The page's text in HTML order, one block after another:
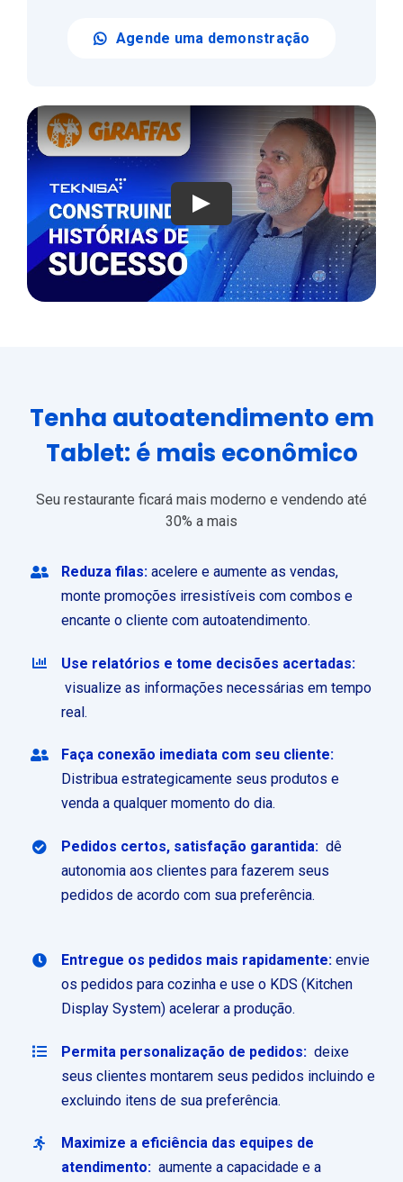
Play
Agende uma demonstração
Tenha autoatendimento em
Tablet: é mais econômico
Seu restaurante ficará mais moderno e vendendo até
30% a mais
Reduza filas:acelere e aumente as vendas,
monte promoções irresistíveis com combos e
encante o cliente com autoatendimento.
Use relatórios e tome decisões acertadas:
visualize as informações necessárias em tempo
real.
Faça conexão imediata com seu cliente:
Distribua estrategicamente seus produtos e
venda a qualquer momento do dia.
Pedidos certos, satisfação garantida: dê
autonomia aos clientes para fazerem seus
pedidos de acordo com sua preferência.
Entregue os pedidos mais rapidamente:envie
os pedidos para cozinha e use o KDS (Kitchen
Display System) acelerar a produção.
Permita personalização de pedidos: deixe
seus clientes montarem seus pedidos incluindo e
excluindo itens de sua preferência.
Maximize a eficiência das equipes de
atendimento: aumente a capacidade e a